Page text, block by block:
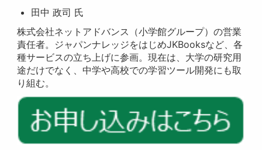
田中 政司 氏
株式会社ネットアドバンス（小学館グループ）の営業
責任者。ジャパンナレッジをはじめJKBooksなど、各
種サービスの立ち上げに参画。現在は、大学の研究用
途だけでなく、中学や高校での学習ツール開発にも取
り組む。